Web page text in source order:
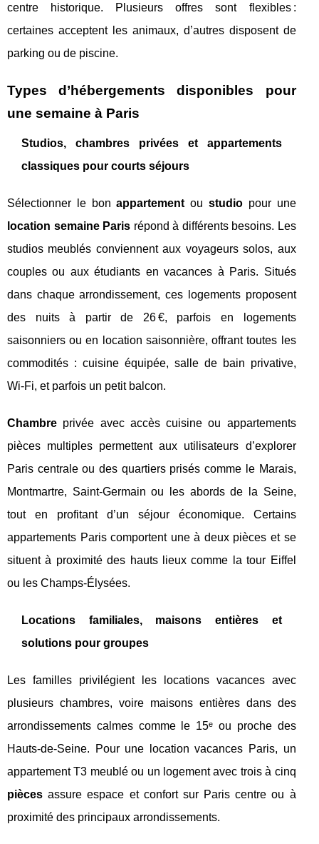
centre historique. Plusieurs offres sont flexibles :
certaines acceptent les animaux, d’autres disposent de
parking ou de piscine.
Types d’hébergements disponibles pour
une semaine à Paris
Studios, chambres privées et appartements
classiques pour courts séjours
Sélectionner le bonappartement oustudio pour une
location semaine Paris répond à différents besoins. Les
studios meublés conviennent aux voyageurs solos, aux
couples ou aux étudiants en vacances à Paris. Situés
dans chaque arrondissement, ces logements proposent
des nuits à partir de 26 €, parfois en logements
saisonniers ou en location saisonnière, offrant toutes les
commodités : cuisine équipée, salle de bain privative,
Wi-Fi, et parfois un petit balcon.
Chambre privée avec accès cuisine ou appartements
pièces multiples permettent aux utilisateurs d’explorer
Paris centrale ou des quartiers prisés comme le Marais,
Montmartre, Saint-Germain ou les abords de la Seine,
tout en profitant d’un séjour économique. Certains
appartements Paris comportent une à deux pièces et se
situent à proximité des hauts lieux comme la tour Eiffel
ou les Champs-Élysées.
Locations familiales, maisons entières et
solutions pour groupes
Les familles privilégient les locations vacances avec
plusieurs chambres, voire maisons entières dans des
arrondissements calmes comme le 15ᵉ ou proche des
Hauts-de-Seine. Pour une location vacances Paris, un
appartement T3 meublé ou un logement avec trois à cinq
pièces assure espace et confort sur Paris centre ou à
proximité des principaux arrondissements.